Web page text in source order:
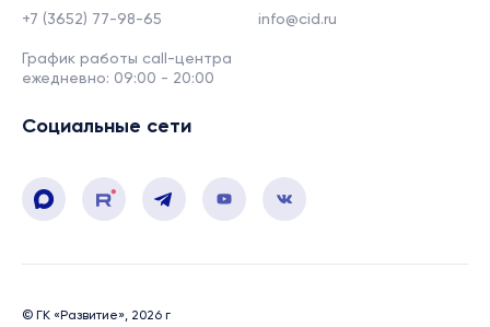
+7 (3652) 77-98-65 info@cid.ru
График работы call-центра
ежедневно: 09:00 - 20:00
Социальные сети
© ГК «Развитие», 2026 г